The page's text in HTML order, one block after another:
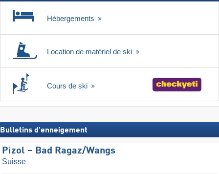
Hébergements
Location de matériel de ski
Cours de ski
Bulletins d'enneigement
Pizol – Bad Ragaz/​Wangs
Suisse